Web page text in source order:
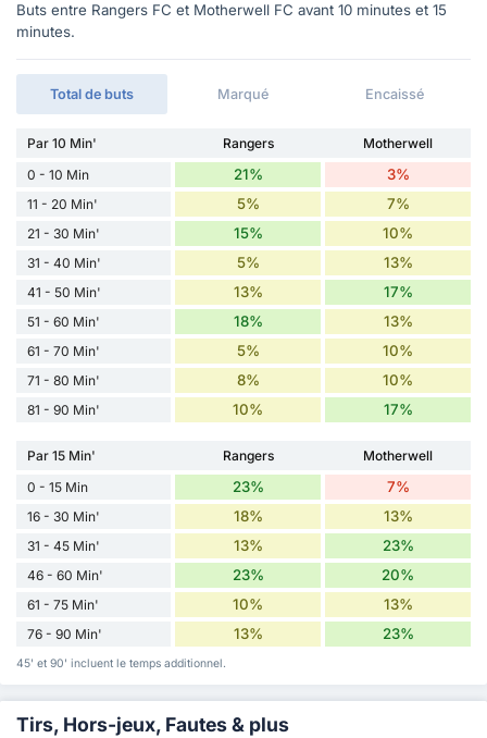
Buts entre Rangers FC et Motherwell FC avant 10 minutes et 15
minutes.
Total de buts Marqué Encaissé
Par 10 Min' Rangers
Motherwell
0 - 10 Min
21% 3%
11 - 20 Min' 5% 7%
21 - 30 Min' 15% 10%
31 - 40 Min' 5% 13%
41 - 50 Min' 13% 17%
51 - 60 Min' 18% 13%
61 - 70 Min' 5% 10%
71 - 80 Min' 8% 10%
81 - 90 Min' 10% 17%
Par 15 Min' Rangers
Motherwell
0 - 15 Min
23% 7%
16 - 30 Min' 18% 13%
31 - 45 Min' 13% 23%
46 - 60 Min' 23% 20%
61 - 75 Min' 10% 13%
76 - 90 Min' 13% 23%
45' et 90' incluent le temps additionnel.
Tirs, Hors-jeux, Fautes & plus